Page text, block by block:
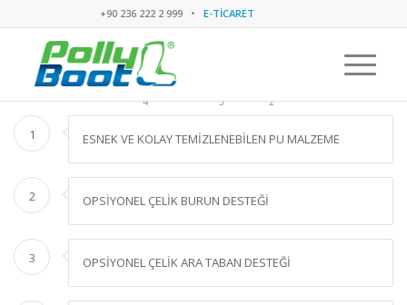
+90 236 222 2 999 •E-TİCARET
1 2
3
4
1 ESNEK VE KOLAY TEMİZLENEBİLEN PU MALZEME
2 OPSİYONEL ÇELİK BURUN DESTEĞİ
3 OPSİYONEL ÇELİK ARA TABAN DESTEĞİ